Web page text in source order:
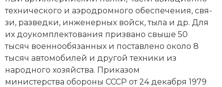
Северная Америка
Социально-экономическая история
Специальные исторические дисциплины
СССР
тех­нического и аэ­ро­дром­но­го обес­пе­че­ния, свя­
зи, раз­вед­ки, инженерных войск, ты­ла и др. Для
их до­уком­плек­то­ва­ния при­зва­но свыше 50
тысяч во­ен­но­обя­зан­ных и по­став­ле­но около 8
тысяч ав­то­мо­би­лей и другой тех­ни­ки из
народного хо­зяй­ст­ва. При­ка­зом
министерства обо­ро­ны СССР от 24 декабря 1979